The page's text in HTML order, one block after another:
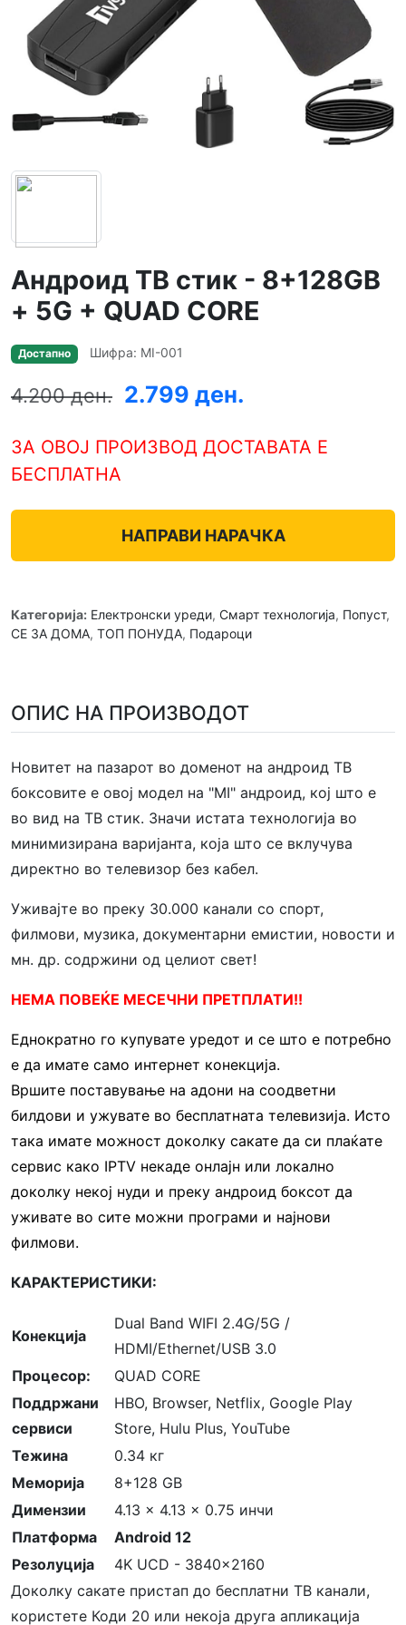
Андроид ТВ стик - 8+128GB
+ 5G + QUAD CORE
Достапно Шифра: MI-001
4.200 ден. 2.799 ден.
ЗА ОВОЈ ПРОИЗВОД ДОСТАВАТА Е
БЕСПЛАТНА
НАПРАВИ НАРАЧКА
Категорија: Електронски уреди, Смарт технологија, Попуст,
СЕ ЗА ДОМА, ТОП ПОНУДА, Подароци
ОПИС НА ПРОИЗВОДОТ
Новитет на пазарот во доменот на андроид ТВ
боксовите е овој модел на "MI" андроид, кој што е
во вид на ТВ стик. Значи истата технологија во
минимизирана варијанта, која што се вклучува
директно во телевизор без кабел.
Уживајте во преку 30.000 канали со спорт,
филмови, музика, документарни емистии, новости и
мн. др. содржини од целиот свет!
НЕМА ПОВЕЌЕ МЕСЕЧНИ ПРЕТПЛАТИ!!
Еднократно го купувате уредот и се што е потребно
е да имате само интернет конекција.
Вршите поставување на адони на соодветни
билдови и ужувате во бесплатната телевизија. Исто
така имате можност доколку сакате да си плаќате
сервис како IPTV некаде онлајн или локално
доколку некој нуди и преку андроид боксот да
уживате во сите можни програми и најнови
филмови.
КАРАКТЕРИСТИКИ:
Конекција
Dual Band WIFI 2.4G/5G /
HDMI/Ethernet/USB 3.0
Процесор:
QUAD CORE
Поддржани
сервиси
HBO, Browser, Netflix, Google Play
Store, Hulu Plus, YouTube
Тежина
0.34 кг
Меморија
8+128 GB
Димензии
4.13 x 4.13 x 0.75 инчи
Платформа
Android 12
Резолуција
4K UCD - 3840x2160
Доколку сакате пристап до бесплатни ТВ канали,
користете Коди 20 или некоја друга апликација